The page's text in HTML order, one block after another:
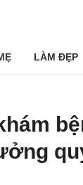
LÀM ĐẸP